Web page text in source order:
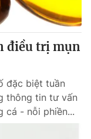
điều trị mụn
đặc biệt tuần
thông tin tư vấn
cá - nỗi phiền...